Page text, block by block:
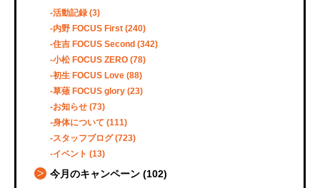
活動記録 (3)
内野 FOCUS First (240)
住吉 FOCUS Second (342)
小松 FOCUS ZERO (78)
初生 FOCUS Love (88)
草薙 FOCUS glory (23)
お知らせ (73)
身体について (111)
スタッフブログ(723)
イベント (13)
今月のキャンペーン (102)